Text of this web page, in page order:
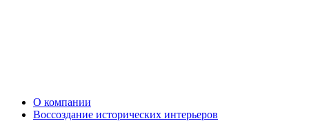
О компании
Воссоздание исторических интерьеров